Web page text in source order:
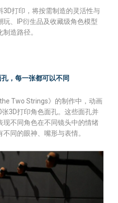
打印，将按需制造的灵活性与
、IP衍生品及收藏级角色模型
造路径。
，每一张都可以不同
Two Strings》的制作中，动画
3D打印角色面孔。这些面孔并
现不同角色在不同镜头中的情绪
同的眼神、嘴形与表情。